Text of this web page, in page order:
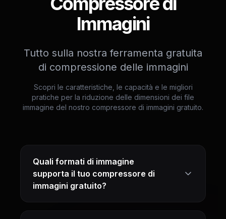
Immagini
Tutto sulla nostra ferramenta gratuita
di compressione delle immagini
Scopri le caratteristiche, le capacità e le migliori
pratiche per la riduzione delle dimensioni dei file
immagine del nostro compressore di immagini gratuito.
Quali formati di immagine
supporta il tuo compressore di
immagini gratuito?